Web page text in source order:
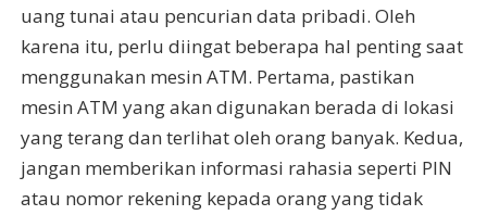
uang tunai atau pencurian data pribadi. Oleh
karena itu, perlu diingat beberapa hal penting saat
menggunakan mesin ATM. Pertama, pastikan
mesin ATM yang akan digunakan berada di lokasi
yang terang dan terlihat oleh orang banyak. Kedua,
jangan memberikan informasi rahasia seperti PIN
atau nomor rekening kepada orang yang tidak